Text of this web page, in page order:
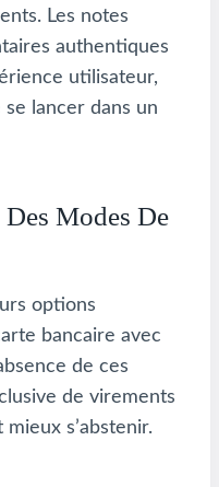
Les notes
authentiques
utilisateur,
lancer dans un
Modes De
options
bancaire avec
de ces
de virements
s’abstenir.